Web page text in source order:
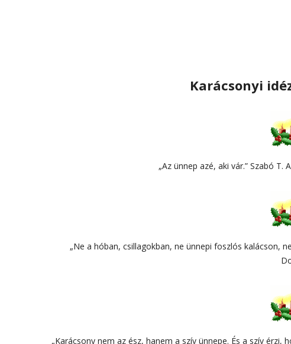
Karácsonyi
„Az ünnep azé, aki vár.” Szabó
„Ne a hóban, csillagokban, ne ünnepi foszlós kalácson,
„Karácsony nem az ész, hanem a szív ünnepe. És a szív